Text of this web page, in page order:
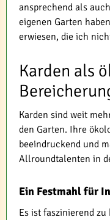
ansprechend als
eigenen Garten
erwiesen, die ich
Karden als
Karden sind weit
den Garten. Ihre
beeindruckend und
Allroundtalenten in
Ein Festmahl für
Es ist faszinierend zu